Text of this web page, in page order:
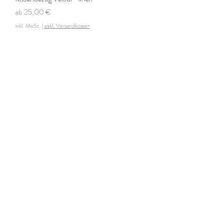
ab 25,00 €
Sale-Preis
inkl. MwSt. |exkl. Versandkosten